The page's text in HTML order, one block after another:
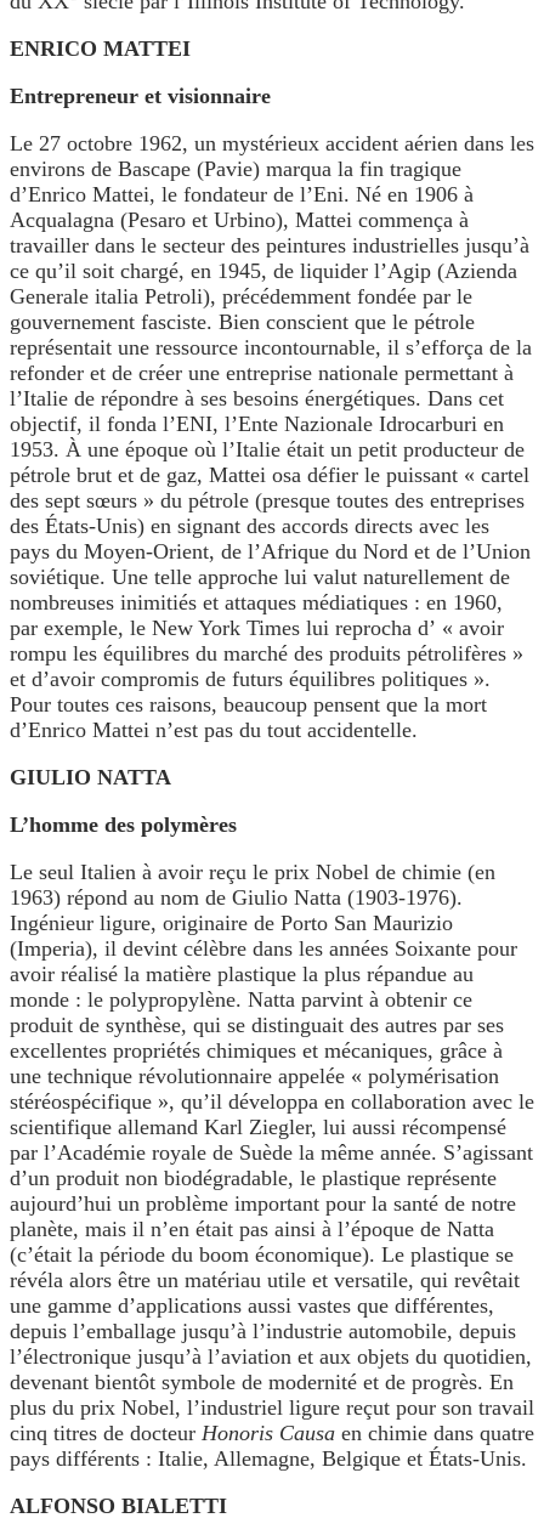
ENRICO MATTEI
Entrepreneur et visionnaire
Le 27 octobre 1962, un mystérieux accident aérien dans les
environs de Bascape (Pavie) marqua la fin tragique
d’Enrico Mattei, le fondateur de l’Eni. Né en 1906 à
Acqualagna (Pesaro et Urbino), Mattei commença à
travailler dans le secteur des peintures industrielles jusqu’à
ce qu’il soit chargé, en 1945, de liquider l’Agip (Azienda
Generale italia Petroli), précédemment fondée par le
gouvernement fasciste. Bien conscient que le pétrole
représentait une ressource incontournable, il s’efforça de la
refonder et de créer une entreprise nationale permettant à
l’Italie de répondre à ses besoins énergétiques. Dans cet
objectif, il fonda l’ENI, l’Ente Nazionale Idrocarburi en
1953. À une époque où l’Italie était un petit producteur de
pétrole brut et de gaz, Mattei osa défier le puissant « cartel
des sept sœurs » du pétrole (presque toutes des entreprises
des États-Unis) en signant des accords directs avec les
pays du Moyen-Orient, de l’Afrique du Nord et de l’Union
soviétique. Une telle approche lui valut naturellement de
nombreuses inimitiés et attaques médiatiques : en 1960,
par exemple, le New York Times lui reprocha d’ « avoir
rompu les équilibres du marché des produits pétrolifères »
et d’avoir compromis de futurs équilibres politiques ».
Pour toutes ces raisons, beaucoup pensent que la mort
d’Enrico Mattei n’est pas du tout accidentelle.
GIULIO NATTA
L’homme des polymères
Le seul Italien à avoir reçu le prix Nobel de chimie (en
1963) répond au nom de Giulio Natta (1903-1976).
Ingénieur ligure, originaire de Porto San Maurizio
(Imperia), il devint célèbre dans les années Soixante pour
avoir réalisé la matière plastique la plus répandue au
monde : le polypropylène. Natta parvint à obtenir ce
produit de synthèse, qui se distinguait des autres par ses
excellentes propriétés chimiques et mécaniques, grâce à
une technique révolutionnaire appelée « polymérisation
stéréospécifique », qu’il développa en collaboration avec le
scientifique allemand Karl Ziegler, lui aussi récompensé
par l’Académie royale de Suède la même année. S’agissant
d’un produit non biodégradable, le plastique représente
aujourd’hui un problème important pour la santé de notre
planète, mais il n’en était pas ainsi à l’époque de Natta
(c’était la période du boom économique). Le plastique se
révéla alors être un matériau utile et versatile, qui revêtait
une gamme d’applications aussi vastes que différentes,
depuis l’emballage jusqu’à l’industrie automobile, depuis
l’électronique jusqu’à l’aviation et aux objets du quotidien,
devenant bientôt symbole de modernité et de progrès. En
plus du prix Nobel, l’industriel ligure reçut pour son travail
cinq titres de docteur Honoris Causa en chimie dans quatre
pays différents : Italie, Allemagne, Belgique et États-Unis.
ALFONSO BIALETTI